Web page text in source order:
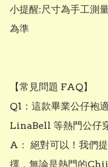
小提醒:尺寸為手工測
為準
【常見問題 FAQ】
Q1：這款畢業公仔
LinaBell 等熱門公仔
A： 絕對可以！我們
擇，無論是熱門的